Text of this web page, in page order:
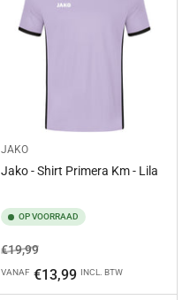
JAKO
Jako - Shirt Primera Km - Lila
OP VOORRAAD
Normale
prijs
€19,99Aanbiedingsprijs
VANAF €13,99 INCL. BTW